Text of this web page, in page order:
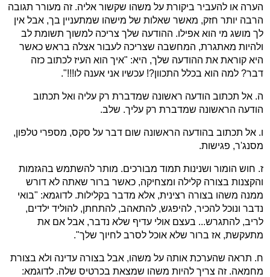
הערה או להעביר ביקורת על משהו שקשור אליה. זה מעורר תגובה
הרבה יותר חזק, מאשר שאלות של מישהו שמתעניין בך, אבל אין
לך מושג מי הוא אפילו. ההודעה שלך צריכה למשוך תשומת לב
ולהיות מאתגרת, המחשבה שצריכה לעבור אצלה בראש כאשר
היא קוראת את ההודעה שלך, היא: "איך הוא העיז לכתוב כזה
דבר? למה הוא בכלל התכוון?! עכשיו אני אענה לו!!!".
ה. אל תכתוב הודעה ראשונה שמדברת רק עליה ואל תכתוב
הודעה הראשונה שמדברת רק עליך. שלב.
ו. אל תכתוב בהודעה הראשונה שום דבר על סקס, מספרי טלפון,
מסנג'ר, פגישות.
ז. חוש הומור ושנינות תמוד מבורכים. מותר להשתמש בהגזמות
והקצנות בצורה קלילה ומצחיקה, כאשר ברור שאתה לא דורש
ממנה משהו בצורה רצינית, אלא מדבר בקלילות. לדוגמא: "בואי
נדבר ונוכל להכיר, להיפגש, להתאהב, להתחתן, להוליד ילדים,
לריב, להתגרש... בעצם אולי עדיף שלא נדבר, אבל אם את
מתעקשת, אז ברור שלא אוכל לסרב לחיוך שלך".
ח. תראה שהערכת אותה על משהו, אבל בצורה עדינה ולא בצורת
מחמאה. זה צריך להיות משהו שמצאת בכרטיס שלה. לדוגמא: